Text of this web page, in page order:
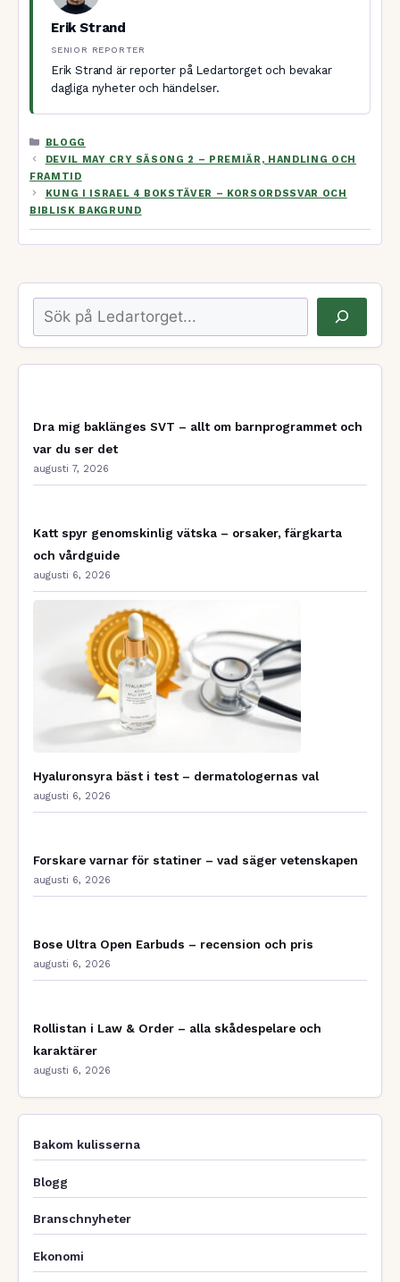
Erik Strand
SENIOR REPORTER
Erik Strand är reporter på Ledartorget och bevakar
dagliga nyheter och händelser.
KATEGORIER
BLOGG
DEVIL MAY CRY SÄSONG 2 – PREMIÄR, HANDLING OCH
FRAMTID
KUNG I ISRAEL 4 BOKSTÄVER – KORSORDSSVAR OCH
BIBLISK BAKGRUND
Sök
Dra mig baklänges SVT – allt om barnprogrammet och
var du ser det
augusti 7, 2026
Katt spyr genomskinlig vätska – orsaker, färgkarta
och vårdguide
augusti 6, 2026
Hyaluronsyra bäst i test – dermatologernas val
augusti 6, 2026
Forskare varnar för statiner – vad säger vetenskapen
augusti 6, 2026
Bose Ultra Open Earbuds – recension och pris
augusti 6, 2026
Rollistan i Law & Order – alla skådespelare och
karaktärer
augusti 6, 2026
Bakom kulisserna
Blogg
Branschnyheter
Ekonomi